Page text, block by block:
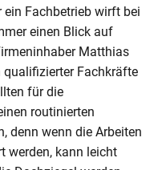
Fachbetrieb wirft bei
einen Blick auf
Matthias
Fachkräfte
für die
routinierten
denn wenn die Arbeiten
werden, kann leicht